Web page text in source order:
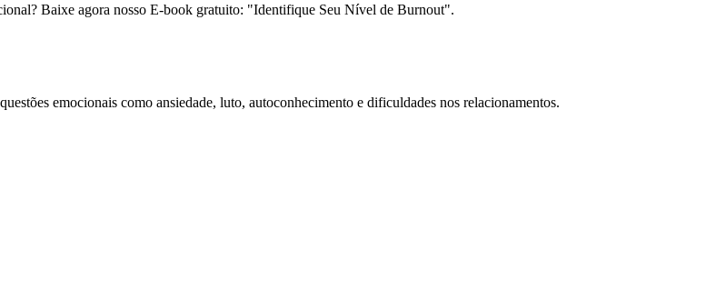
Baixe agora nosso E-book gratuito: "Identifique Seu Nível de Burnout".
emocionais como ansiedade, luto, autoconhecimento e dificuldades nos relacionamentos.